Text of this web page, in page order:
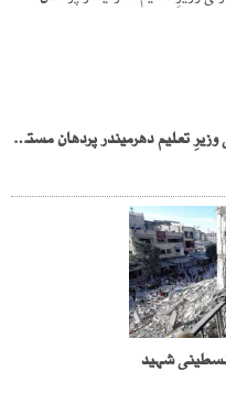
کاکروچ جنتا پارٹی کا احتجاج کامیاب، بھارتی وزیرِ تعلیم دھرمیندر پردھان مستعفی